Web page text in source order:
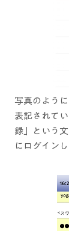
写真のよう
表記されて
録」という
にログイン